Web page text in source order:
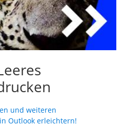
und weiteren
Outlook erleichtern!